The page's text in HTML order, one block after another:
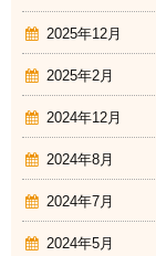
2025年12月
2025年2月
2024年12月
2024年8月
2024年7月
2024年5月